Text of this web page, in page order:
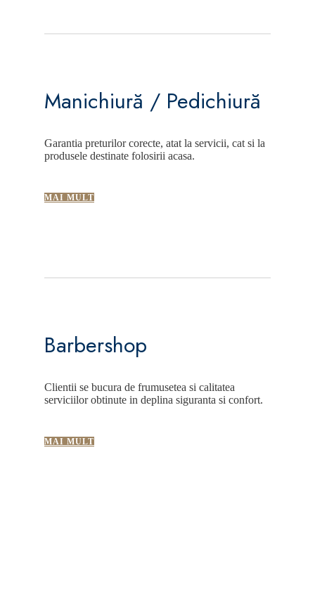
Manichiură / Pedichiură
Garantia preturilor corecte, atat la servicii, cat si la
produsele destinate folosirii acasa.
MAI MULT
Barbershop
Clientii se bucura de frumusetea si calitatea
serviciilor obtinute in deplina siguranta si confort.
MAI MULT